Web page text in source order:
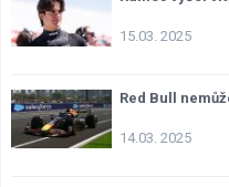
15.03. 2025
Red Bull
14.03. 2025